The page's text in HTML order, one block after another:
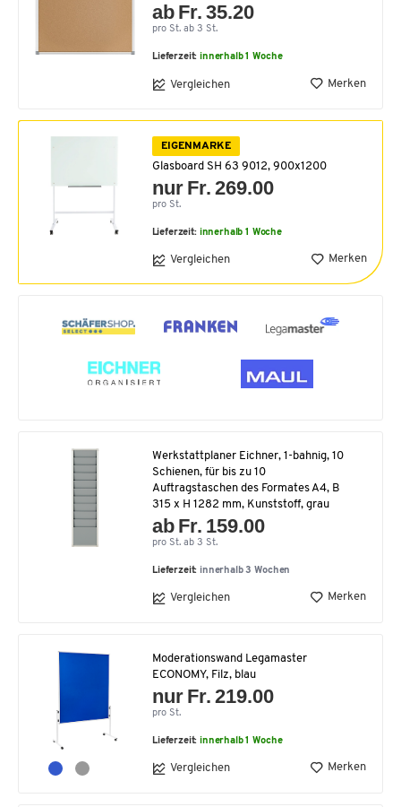
ab Fr. 35.20
pro St. ab 3 St.
Lieferzeit:innerhalb 1 Woche
Vergleichen Merken
EIGENMARKE
Glasboard SH 63 9012, 900x1200
nur Fr. 269.00
pro St.
Lieferzeit: innerhalb 1 Woche
Vergleichen Merken
Werkstattplaner Eichner, 1-bahnig, 10
Schienen, für bis zu 10
Auftragstaschen des Formates A4, B
315 x H 1282 mm, Kunststoff, grau
ab Fr. 159.00
pro St. ab 3 St.
Lieferzeit: innerhalb 3 Wochen
Vergleichen Merken
Moderationswand Legamaster
ECONOMY, Filz, blau
nur Fr. 219.00
pro St.
Lieferzeit:innerhalb 1 Woche
Vergleichen Merken